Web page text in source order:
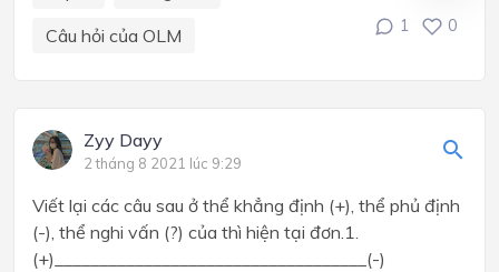
Câu hỏi của OLM
1 0
Zyy Dayy
2 tháng 8 2021 lúc 9:29
Viết lại các câu sau ở thể khẳng định (+), thể phủ định
(-), thể nghi vấn (?) của thì hiện tại đơn.1.
(+)___________________________________(-)